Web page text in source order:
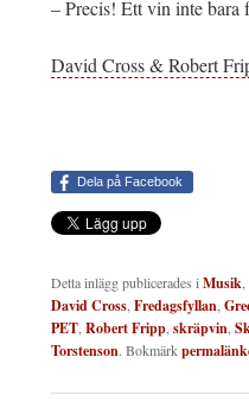
– Precis! Ett vin inte bara
David Cross & Robert
Dela på Facebook
Detta inlägg publicerades i Musik
David Cross Fredagsfyllan
PET Robert Fripp skräpvin
Torstenson. Bokmärk